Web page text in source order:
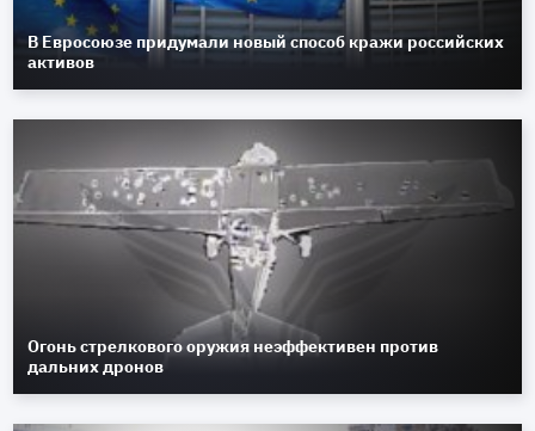
В Евросоюзе придумали новый способ кражи российских
активов
Огонь стрелкового оружия неэффективен против
дальних дронов